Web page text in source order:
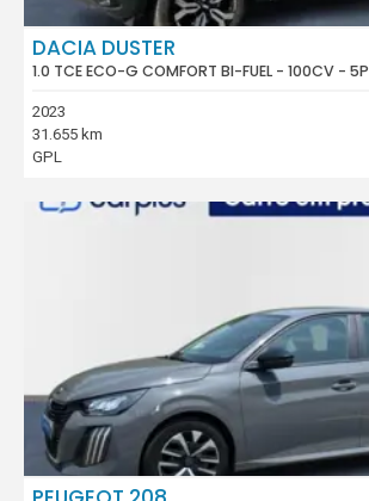
DACIA DUSTER
1.0 TCE ECO-G COMFORT BI-FUEL - 100CV - 5P
2023
31.655 km
GPL